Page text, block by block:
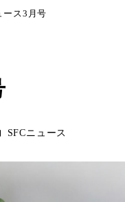
ース3月号
ゴリー
SFCニュース